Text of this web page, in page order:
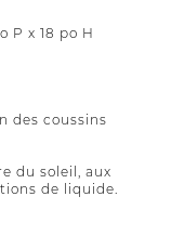
P x 18 po H
des coussins
du soleil, aux
de liquide.